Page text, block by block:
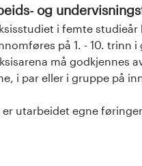
og
i femte
på 1. - 10. trinn
må godkjennes
i par eller i gruppe på
er utarbeidet egne